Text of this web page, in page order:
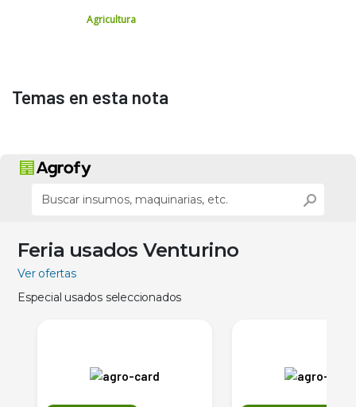
Agricultura
Temas en esta nota
Feria usados Venturino
Ver ofertas
Especial usados seleccionados